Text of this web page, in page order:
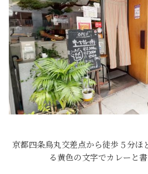
京都四条烏丸交差点から徒歩５分ほ
る黄色の文字でカレーと